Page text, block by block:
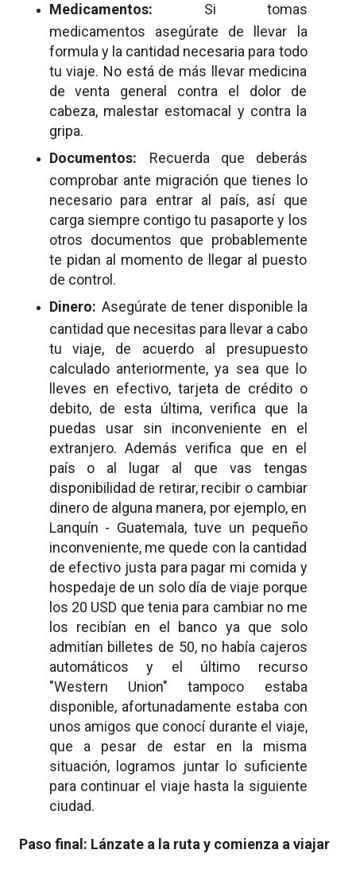
Medicamentos:
Si tomas
medicamentos asegúrate de llevar la
formula y la cantidad necesaria para todo
tu viaje. No está de más llevar medicina
de venta general contra el dolor de
cabeza, malestar estomacal y contra la
gripa.
Documentos:
Recuerda que deberás
comprobar ante migración que tienes lo
necesario para entrar al país, así que
carga siempre contigo tu pasaporte y los
otros documentos que probablemente
te pidan al momento de llegar al puesto
de control.
Dinero: Asegúrate de tener disponible la
cantidad que necesitas para llevar a cabo
tu viaje, de acuerdo al presupuesto
calculado anteriormente, ya sea que lo
lleves en efectivo, tarjeta de crédito o
debito, de esta última, verifica que la
puedas usar sin inconveniente en el
extranjero. Además verifica que en el
país o al lugar al que vas tengas
disponibilidad de retirar, recibir o cambiar
dinero de alguna manera, por ejemplo, en
Lanquín - Guatemala, tuve un pequeño
inconveniente, me quede con la cantidad
de efectivo justa para pagar mi comida y
hospedaje de un solo día de viaje porque
los 20 USD que tenia para cambiar no me
los recibían en el banco ya que solo
admitían billetes de 50, no había cajeros
automáticos y el último recurso
"Western Union" tampoco estaba
disponible, afortunadamente estaba con
unos amigos que conocí durante el viaje,
que a pesar de estar en la misma
situación, logramos juntar lo suficiente
para continuar el viaje hasta la siguiente
ciudad.
Paso final: Lánzate a la ruta y comienza a viajar